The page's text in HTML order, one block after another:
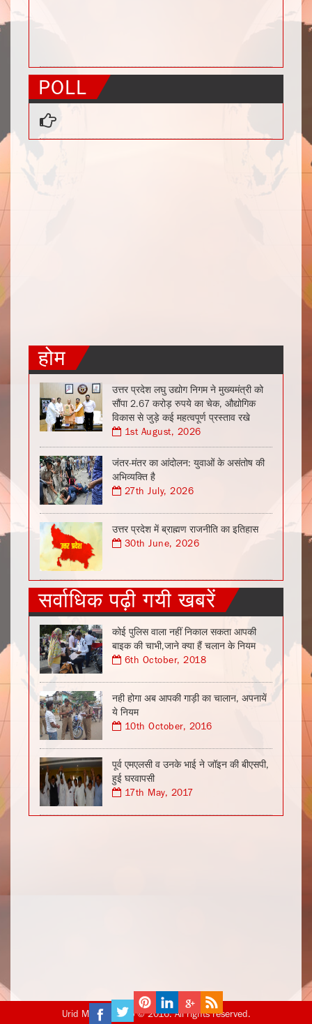
POLL
होम
उत्तर प्रदेश लघु उद्योग निगम ने मुख्यमंत्री को
सौंपा 2.67 करोड़ रुपये का चेक, औद्योगिक
विकास से जुड़े कई महत्वपूर्ण प्रस्ताव रखे
1st August, 2026
जंतर-मंतर का आंदोलन: युवाओं के असंतोष की
अभिव्यक्ति है
27th July, 2026
उत्तर प्रदेश में ब्राह्मण राजनीति का इतिहास
30th June, 2026
सर्वाधिक पढ़ी गयी खबरें
कोई पुलिस वाला नहीं निकाल सकता आपकी
बाइक की चाभी,जाने क्या हैं चलान के नियम
6th October, 2018
नही होगा अब आपकी गाड़ी का चालान, अपनायें
ये नियम
10th October, 2016
पूर्व एमएलसी व उनके भाई ने जॉइन की बीएसपी,
हुई घरवापसी
17th May, 2017
Urid Media Group © 2016. All rights reserved.